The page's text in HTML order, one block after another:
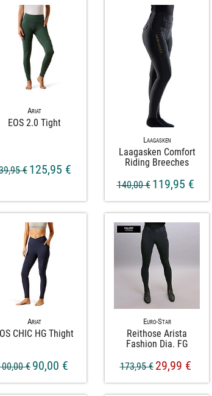
Ariat
EOS 2.​0 Tight
€ 125,95 €
Laagasken
Laagasken Comfort
Riding Breeches
140,00 € 119,95 €
Ariat
CHIC HG Thight
€ 90,00 €
Euro-Star
Reithose Arista
Fashion Dia. FG
173,95 € 29,99 €